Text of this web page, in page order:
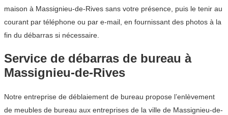
maison à Massignieu-de-Rives sans votre présence, puis le tenir au
courant par téléphone ou par e-mail, en fournissant des photos à la
fin du débarras si nécessaire.
Service de débarras de bureau à
Massignieu-de-Rives
Notre entreprise de déblaiement de bureau propose l’enlèvement
de meubles de bureau aux entreprises de la ville de Massignieu-de-